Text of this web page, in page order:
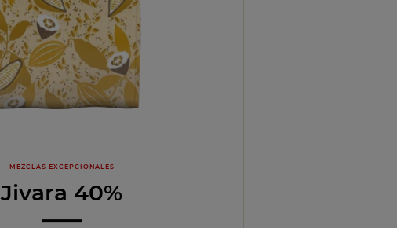
MEZCLAS EXCEPCIONALES
Jivara 40%